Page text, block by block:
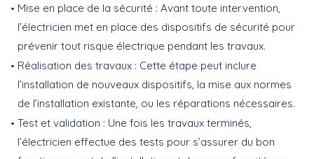
Mise en place de la sécurité : Avant toute intervention,
l’électricien met en place des dispositifs de sécurité pour
prévenir tout risque électrique pendant les travaux.
Réalisation des travaux : Cette étape peut inclure
l’installation de nouveaux dispositifs, la mise aux normes
de l’installation existante, ou les réparations nécessaires.
Test et validation : Une fois les travaux terminés,
l’électricien effectue des tests pour s’assurer du bon